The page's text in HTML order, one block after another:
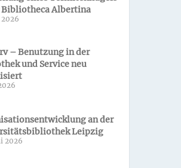
Bibliotheca Albertina
2026
– Benutzung in der
und Service neu
an der
Leipzig
2026